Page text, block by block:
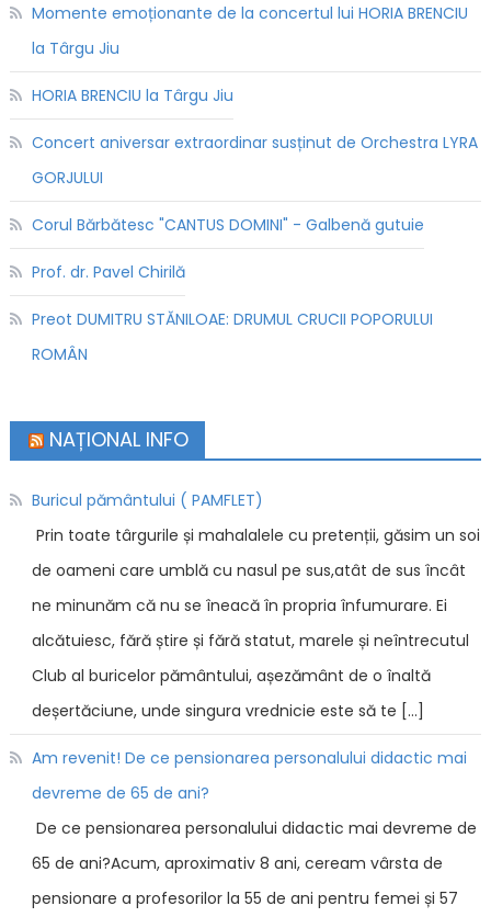
Momente emoționante de la concertul lui HORIA BRENCIU
la Târgu Jiu
HORIA BRENCIU la Târgu Jiu
Concert aniversar extraordinar susținut de Orchestra LYRA
GORJULUI
Corul Bărbătesc "CANTUS DOMINI" - Galbenă gutuie
Prof. dr. Pavel Chirilă
Preot DUMITRU STĂNILOAE: DRUMUL CRUCII POPORULUI
ROMÂN
NAȚIONAL INFO
Buricul pământului ( PAMFLET)
Prin toate târgurile și mahalalele cu pretenții, găsim un soi
de oameni care umblă cu nasul pe sus,atât de sus încât
ne minunăm că nu se îneacă în propria înfumurare. Ei
alcătuiesc, fără știre și fără statut, marele și neîntrecutul
Club al buricelor pământului, așezământ de o înaltă
deșertăciune, unde singura vrednicie este să te […]
Am revenit! De ce pensionarea personalului didactic mai
devreme de 65 de ani?
De ce pensionarea personalului didactic mai devreme de
65 de ani?Acum, aproximativ 8 ani, ceream vârsta de
pensionare a profesorilor la 55 de ani pentru femei și 57